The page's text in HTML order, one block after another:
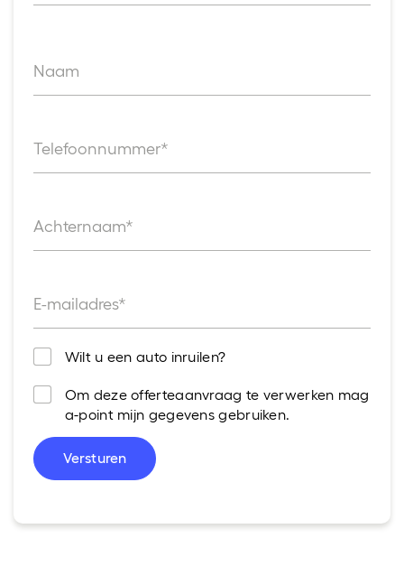
Naam
Telefoonnummer*
Achternaam*
E-mailadres*
Wilt u een auto inruilen?
Om deze offerteaanvraag te verwerken mag
a-point mijn gegevens gebruiken.
Versturen